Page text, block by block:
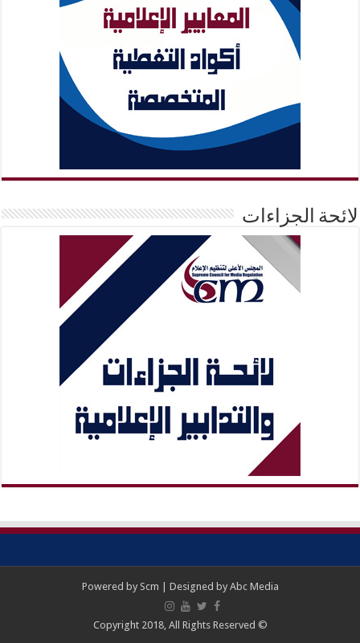
لائحة الجزاءات
Powered by Scm | Designed by Abc Media
© Copyright 2018, All Rights Reserved